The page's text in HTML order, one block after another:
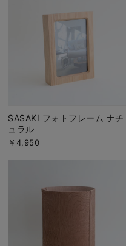
SASAKI フォトフレーム ナチ
ュラル
￥4,950